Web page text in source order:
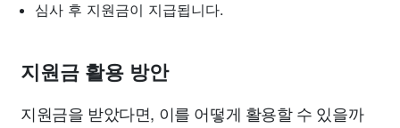
심사 후 지원금이 지급됩니다.
지원금 활용 방안
지원금을 받았다면, 이를 어떻게 활용할 수 있을까